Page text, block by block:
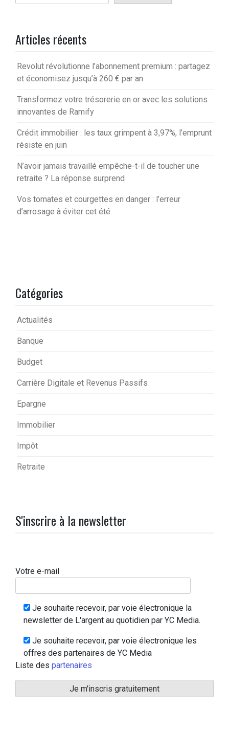
Articles récents
Revolut révolutionne l’abonnement premium : partagez
et économisez jusqu’à 260 € par an
Transformez votre trésorerie en or avec les solutions
innovantes de Ramify
Crédit immobilier : les taux grimpent à 3,97%, l’emprunt
résiste en juin
N’avoir jamais travaillé empêche-t-il de toucher une
retraite ? La réponse surprend
Vos tomates et courgettes en danger : l’erreur
d’arrosage à éviter cet été
Catégories
Actualités
Banque
Budget
Carrière Digitale et Revenus Passifs
Epargne
Immobilier
Impôt
Retraite
S'inscrire à la newsletter
Votre e-mail
Je souhaite recevoir, par voie électronique la
newsletter de L'argent au quotidien par YC Media.
Je souhaite recevoir, par voie électronique les
offres des partenaires de YC Media
Liste des partenaires